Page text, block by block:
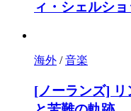
ィ・シェルシ
海外 /音楽
[ノーランズ] リ